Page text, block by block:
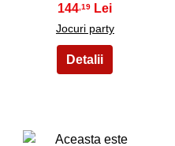
144 ,19
Jocuri party